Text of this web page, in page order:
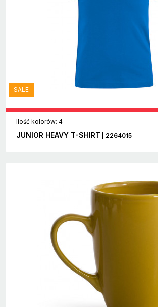
SALE
Ilość kolorów: 4
JUNIOR HEAVY T-SHIRT | 2264015